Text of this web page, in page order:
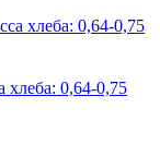
0,64-0,75